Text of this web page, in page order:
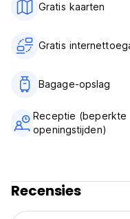
uit het stadsgebied van
translated from original
Gratis kaarten
Gratis
Bagage-opslag
Receptie (beperkte
openingstijden)
Recensies